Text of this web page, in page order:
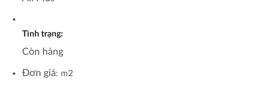
Tình trạng:
Còn hàng
Đơn giá: m2